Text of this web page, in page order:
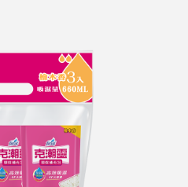
訊
重要資產